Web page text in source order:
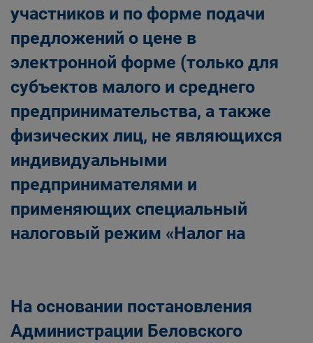
участников и по форме подачи
предложений о цене в
электронной форме (только для
субъектов малого и среднего
предпринимательства, а также
физических лиц, не являющихся
индивидуальными
предпринимателями и
применяющих специальный
налоговый режим «Налог на
На основании постановления
Администрации Беловского